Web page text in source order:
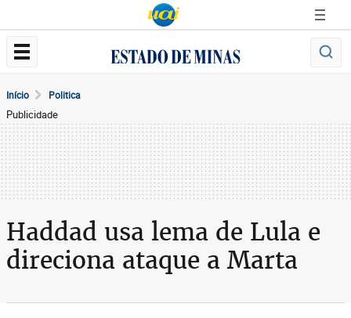
Início Politica
Publicidade
Haddad usa lema de Lula e
direciona ataque a Marta